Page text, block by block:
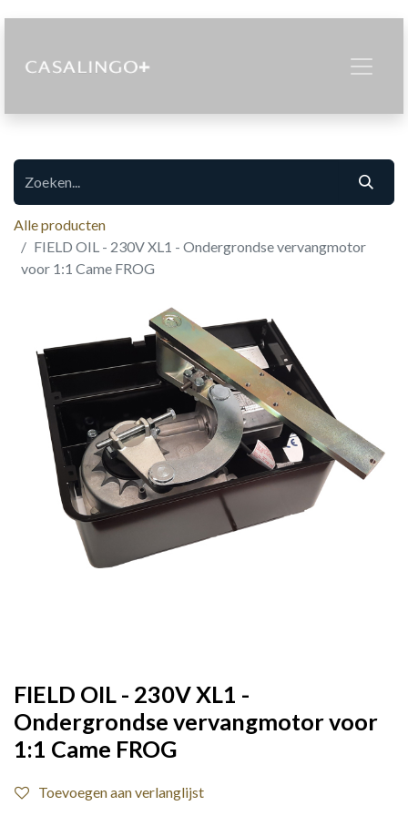
Alle producten
FIELD OIL - 230V XL1 - Ondergrondse vervangmotor
voor 1:1 Came FROG
FIELD OIL - 230V XL1 -
Ondergrondse vervangmotor voor
1:1 Came FROG
Toevoegen aan verlanglijst